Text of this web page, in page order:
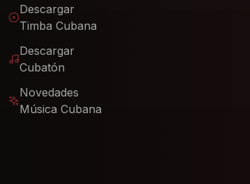
Descargar
Timba Cubana
Descargar
Cubatón
Novedades
Música Cubana